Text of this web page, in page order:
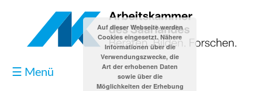
☰ Menü
Auf dieser Webseite werden
Cookies eingesetzt. Nähere
Informationen über die
Verwendungszwecke, die
Art der erhobenen Daten
sowie über die
Möglichkeiten der Erhebung